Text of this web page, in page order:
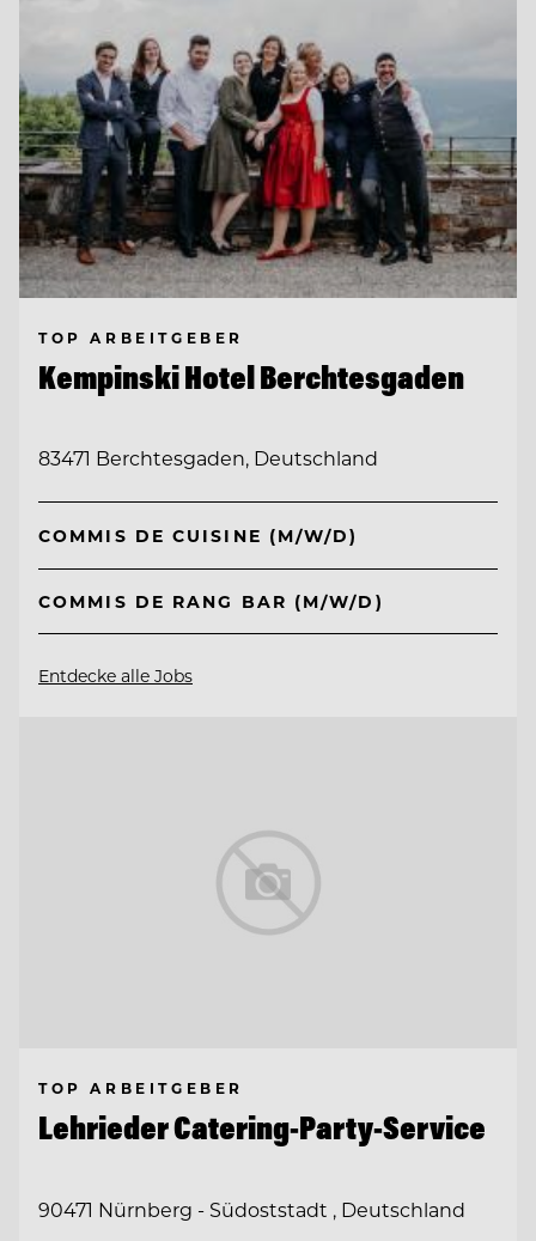
TOP ARBEITGEBER
Kempinski Hotel Berchtesgaden
83471 Berchtesgaden, Deutschland
COMMIS DE CUISINE (M/W/D)
COMMIS DE RANG BAR (M/W/D)
Entdecke alle Jobs
TOP ARBEITGEBER
Lehrieder Catering-Party-Service
90471 Nürnberg - Südoststadt , Deutschland